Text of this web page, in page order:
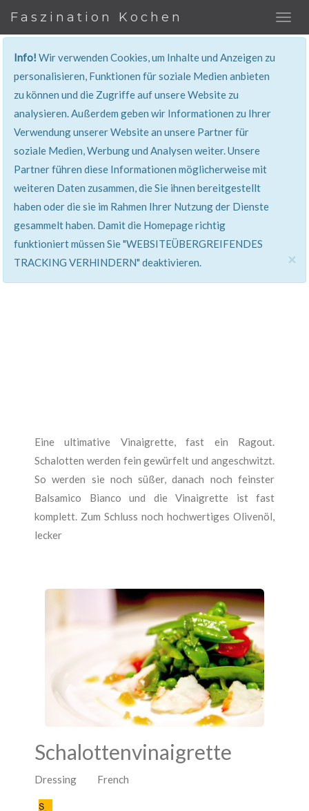
Faszination Kochen
Info!Wir verwenden Cookies, um Inhalte und Anzeigen zu
personalisieren, Funktionen für soziale Medien anbieten
zu können und die Zugriffe auf unsere Website zu
analysieren. Außerdem geben wir Informationen zu Ihrer
Verwendung unserer Website an unsere Partner für
soziale Medien, Werbung und Analysen weiter. Unsere
Partner führen diese Informationen möglicherweise mit
weiteren Daten zusammen, die Sie ihnen bereitgestellt
haben oder die sie im Rahmen Ihrer Nutzung der Dienste
gesammelt haben. Damit die Homepage richtig
funktioniert müssen Sie "WEBSITEÜBERGREIFENDES
TRACKING VERHINDERN" deaktivieren.
×
REZEPT
Super erklärt & lecker...!
Eine ultimative Vinaigrette, fast ein Ragout.
Schalotten werden fein gewürfelt und angeschwitzt.
So werden sie noch süßer, danach noch feinster
Balsamico Bianco und die Vinaigrette ist fast
komplett. Zum Schluss noch hochwertiges Olivenöl,
lecker
Schalottenvinaigrette
Dressing French